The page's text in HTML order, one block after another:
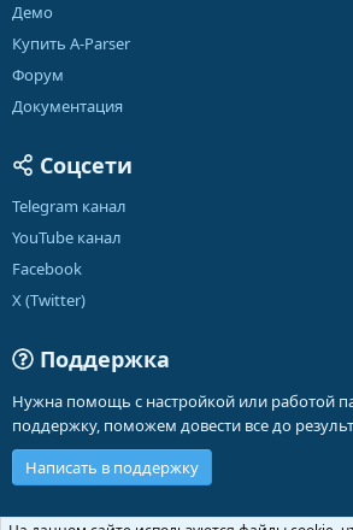
Демо
Купить A-Parser
Форум
Документация
Соцсети
Telegram канал
YouTube канал
Facebook
X (Twitter)
Поддержка
Нужна помощь с настройкой или работой
поддержку, поможем довести все до
Написать в поддержку